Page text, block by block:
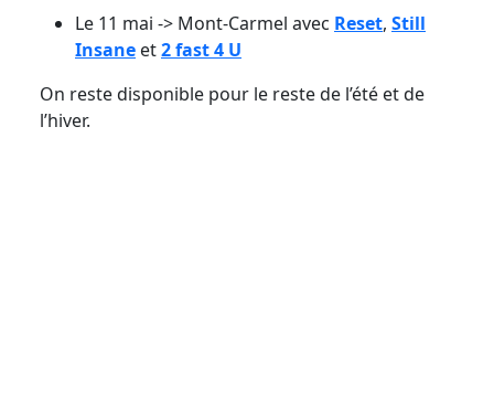
Le 11 mai -> Mont-Carmel avec Reset, Still
Insane et2 fast 4 U
On reste disponible pour le reste de l’été et de
l’hiver.